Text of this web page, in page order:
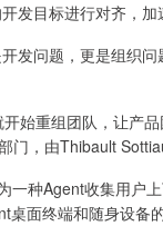
发目标进行对齐，加
发问题，更是组织
始重组团队，让产
，由Thibault
一种Agent收集用户
面终端和随身设备